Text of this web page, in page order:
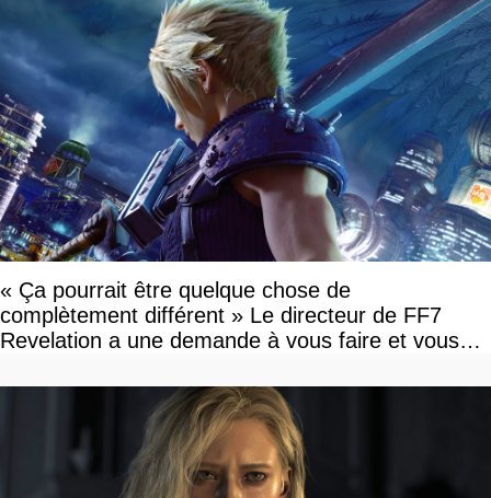
« Ça pourrait être quelque chose de
complètement différent » Le directeur de FF7
Revelation a une demande à vous faire et vous